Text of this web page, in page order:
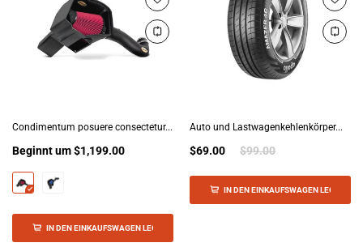
Condimentum posuere consectetur...
Beginnt um$1,199.00
IN DEN EINKAUFSWAGEN LEGEN
Auto und Lastwagenkehlenkörper...
$69.00 $99.00
IN DEN EINKAUFSWAGEN LEGEN